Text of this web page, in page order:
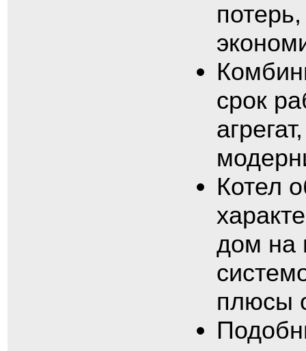
срок
Котел
дом на
плюсы